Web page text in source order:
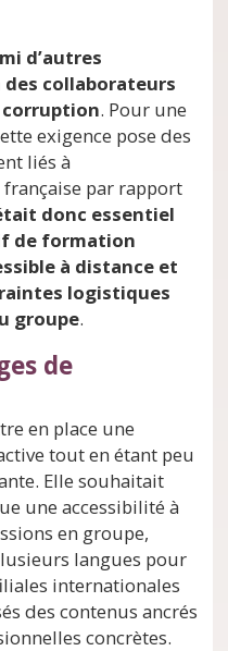
d’autres
collaborateurs
corruption. Pour une
exigence pose des
liés à
par rapport
donc essentiel
de formation
à distance et
logistiques
groupe.
de
en place une
tout en étant peu
Elle souhaitait
une accessibilité à
en groupe,
langues pour
internationales
des contenus ancrés
concrètes.